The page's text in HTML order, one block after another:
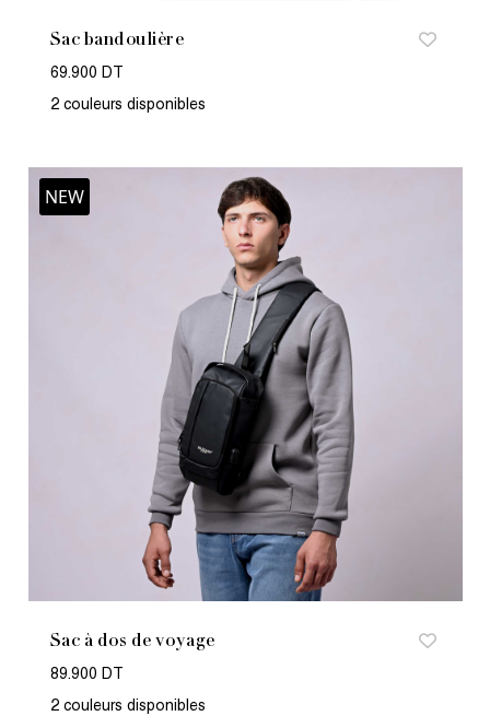
Sac bandoulière
69.900 DT
2 couleurs disponibles
NEW
Sac à dos de voyage
89.900 DT
2 couleurs disponibles